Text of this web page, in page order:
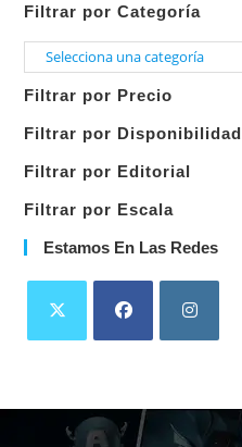
Filtrar por Categoría
Selecciona
categoría
Filtrar por Precio
Filtrar por Disponibilidad
Filtrar por Editorial
Filtrar por Escala
Estamos En Las Redes